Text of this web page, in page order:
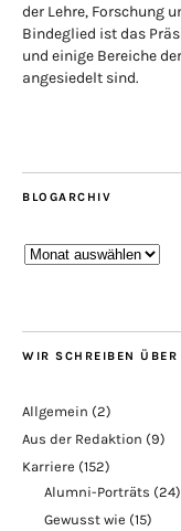
der Lehre, Forschung
Bindeglied ist das
und einige Bereiche
angesiedelt sind.
BLOGARCHIV
Blogarchiv
WIR SCHREIBEN ÜBER
Allgemein (2)
Aus der Redaktion (9)
Karriere (152)
Alumni-Porträts (24)
Gewusst wie (15)